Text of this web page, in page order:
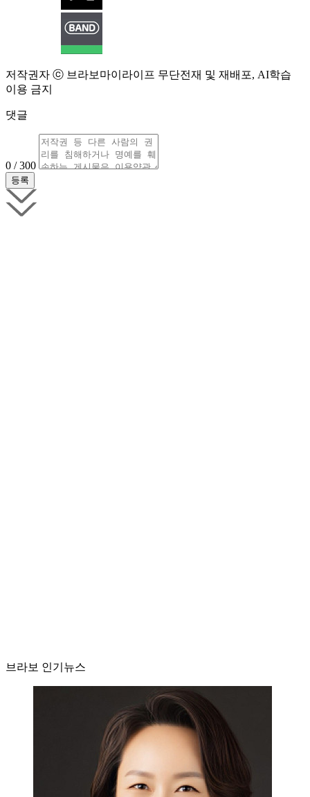
저작권자 ⓒ 브라보마이라이프 무단전재 및 재배포, AI학습
이용 금지
댓글
0 / 300
브라보 인기뉴스